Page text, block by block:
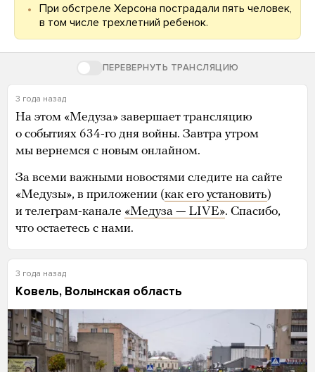
При обстреле Херсона пострадали пять человек,
в том числе трехлетний ребенок.
ПЕРЕВЕРНУТЬ ТРАНСЛЯЦИЮ
3 года назад
На этом «Медуза» завершает трансляцию
о событиях 634-го дня войны. Завтра утром
мы вернемся с новым онлайном.
За всеми важными новостями следите на сайте
«Медузы», в приложении (как его установить)
и телеграм-канале «Медуза — LIVE». Спасибо,
что остаетесь с нами.
3 года назад
Ковель, Волынская область